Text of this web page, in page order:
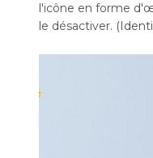
l'icône en forme
le désactiver.